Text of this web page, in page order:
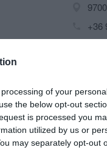
of your
the below opt-out
is processed you
utilized by us or
may separately opt-out
+36